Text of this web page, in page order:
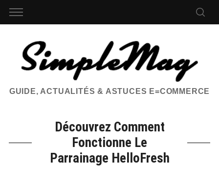
GUIDE, ACTUALITÉS & ASTUCES E=COMMERCE
Découvrez Comment
Fonctionne Le
Parrainage HelloFresh